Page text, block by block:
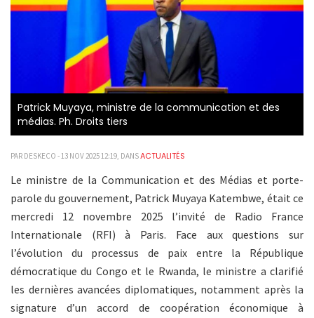
Patrick Muyaya, ministre de la communication et des
médias. Ph. Droits tiers
PAR DESKECO - 13 NOV 2025 12:19, DANSACTUALITÉS
Le ministre de la Communication et des Médias et porte-
parole du gouvernement, Patrick Muyaya Katembwe, était ce
mercredi 12 novembre 2025 l’invité de Radio France
Internationale (RFI) à Paris. Face aux questions sur
l’évolution du processus de paix entre la République
démocratique du Congo et le Rwanda, le ministre a clarifié
les dernières avancées diplomatiques, notamment après la
signature d’un accord de coopération économique à